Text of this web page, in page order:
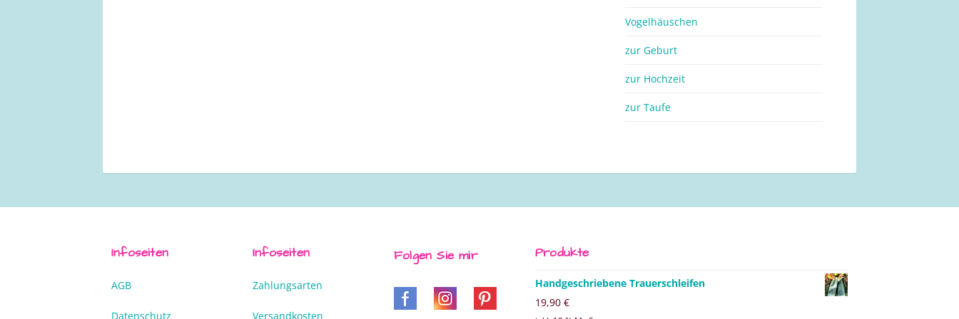
Vogelhäuschen
zur Geburt
zur Hochzeit
zur Taufe
Infoseiten
AGB
Datenschutz
Infoseiten
Zahlungsarten
Versandkosten
Folgen Sie mir Produkte
Handgeschriebene Trauerschleifen
19,90 €